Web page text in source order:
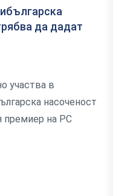
да дадат
участва в
насоченост
премиер на РС